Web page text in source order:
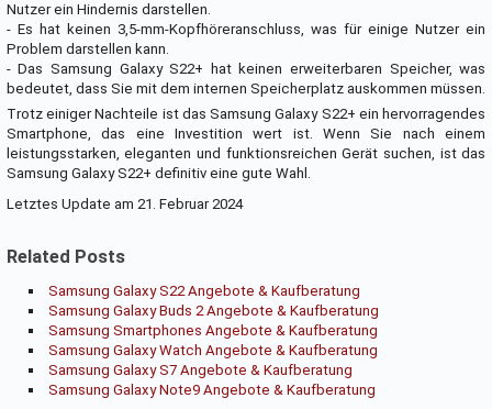
Nutzer ein Hindernis darstellen.
- Es hat keinen 3,5-mm-Kopfhöreranschluss, was für einige Nutzer ein
Problem darstellen kann.
- Das Samsung Galaxy S22+ hat keinen erweiterbaren Speicher, was
bedeutet, dass Sie mit dem internen Speicherplatz auskommen müssen.
Trotz einiger Nachteile ist das Samsung Galaxy S22+ ein hervorragendes
Smartphone, das eine Investition wert ist. Wenn Sie nach einem
leistungsstarken, eleganten und funktionsreichen Gerät suchen, ist das
Samsung Galaxy S22+ definitiv eine gute Wahl.
Letztes Update am 21. Februar 2024
Related Posts
Samsung Galaxy S22 Angebote & Kaufberatung
Samsung Galaxy Buds 2 Angebote & Kaufberatung
Samsung Smartphones Angebote & Kaufberatung
Samsung Galaxy Watch Angebote & Kaufberatung
Samsung Galaxy S7 Angebote & Kaufberatung
Samsung Galaxy Note9 Angebote & Kaufberatung